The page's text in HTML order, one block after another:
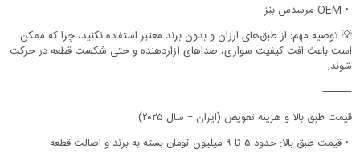
• OEM مرسدس بنز
💡 توصیه مهم: از طبق‌های ارزان و بدون برند معتبر استفاده نکنید، چرا که ممکن
است باعث افت کیفیت سواری، صداهای آزاردهنده و حتی شکست قطعه در حرکت
شوند.
⸻
قیمت طبق بالا و هزینه تعویض (ایران – سال ۲۰۲۵)
• قیمت طبق بالا: حدود ۵ تا ۹ میلیون تومان بسته به برند و اصالت قطعه